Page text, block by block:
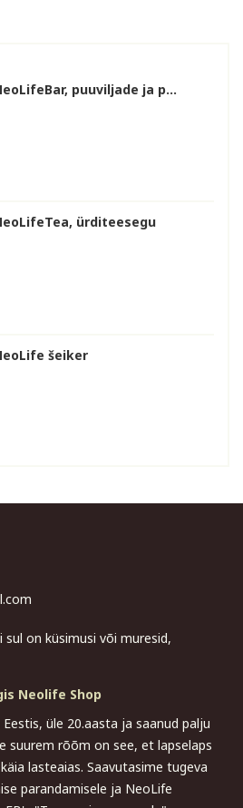
puuviljade ja p...
ürditeesegu
šeiker
sul on küsimusi või muresid,
Neolife Shop
üle 20.aasta ja saanud palju
suurem rõõm on see, et lapselaps
lasteaias. Saavutasime tugeva
parandamisele ja NeoLife